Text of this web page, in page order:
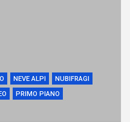
NEVE ALPI
NUBIFRAGI
PRIMO PIANO